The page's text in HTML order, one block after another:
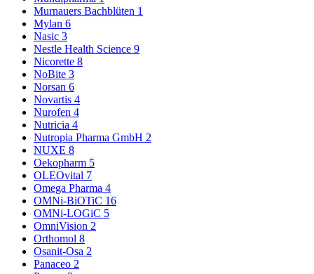
Murnauers Bachblüten 1
Mylan 6
Nasic 3
Nestle Health Science 9
Nicorette 8
NoBite 3
Norsan 6
Novartis 4
Nurofen 4
Nutricia 4
Nutropia Pharma GmbH 2
NUXE 8
Oekopharm 5
OLEOvital 7
Omega Pharma 4
OMNi-BiOTiC 16
OMNi-LOGiC 5
OmniVision 2
Orthomol 8
Osanit-Osa 2
Panaceo 2